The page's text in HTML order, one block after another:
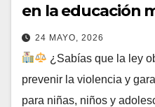
en la educación
24 MAYO, 2026
¿Sabías que la ley
prevenir la violencia y
para niñas, niños y